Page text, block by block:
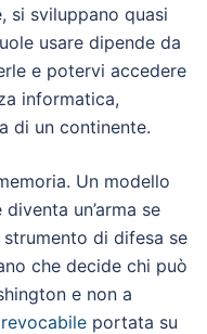
si sviluppano quasi
usare dipende da
e potervi accedere
informatica,
di un continente.
Un modello
un’arma se
di difesa se
che decide chi può
e non a
portata su